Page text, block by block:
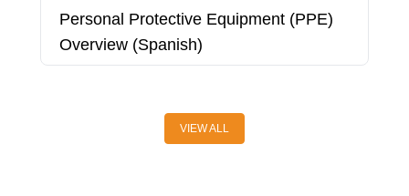
Personal Protective Equipment (PPE)
Overview (Spanish)
VIEW ALL